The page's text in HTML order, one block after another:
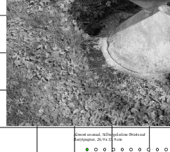
Almost as usual, Silbergelatine-Prints auf
Barytpapier, 26,9 x 33,9 cm
←